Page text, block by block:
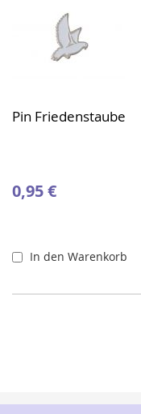
Pin Friedenstaube
0,95 €
In den Warenkorb